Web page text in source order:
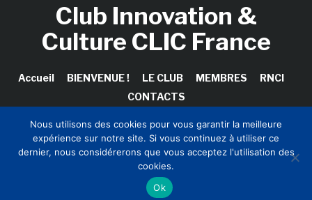
Club Innovation &
Culture CLIC France
Accueil BIENVENUE ! LE CLUB MEMBRES
RNCI
CONTACTS
Copyright © 2026 Club Innovation & Culture CLIC France /
Sinapses Conseils
Nous utilisons des cookies pour vous garantir la meilleure
expérience sur notre site. Si vous continuez à utiliser ce
dernier, nous considérerons que vous acceptez l'utilisation des
cookies.
Ok